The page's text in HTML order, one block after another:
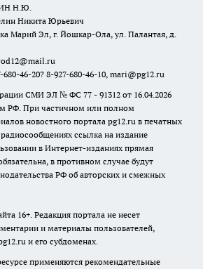
Н.Ю.
Никита Юрьевич
Марий Эл, г. Йошкар-Ола, ул. Палантая, д.
46-20? 8-927-680-46-10, mari@pg12.ru
СМИ ЭЛ № ФС 77 - 91312 от 16.04.2026
РФ. При частичном или полном
новостного портала pg12.ru в печатных
ссылка на издание
в Интернет-изданиях прямая
в противном случае будут
РФ об авторских и смежных
16+. Редакция портала не несет
и материалы пользователей,
и его субдоменах.
применяются рекомендательные